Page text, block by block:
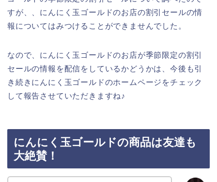
すが、、にんにく玉ゴールドのお店の割引セールの情
報についてはみつけることができませんでした。
なので、にんにく玉ゴールドのお店が季節限定の割引
セールの情報を配信をしているかどうかは、今後も引
き続きにんにく玉ゴールドのホームページをチェック
して報告させていただきますね♪
にんにく玉ゴールドの商品は友達も
大絶賛！